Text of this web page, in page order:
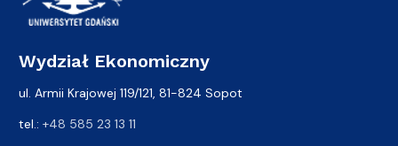
Wydział Ekonomiczny
ul. Armii Krajowej 119/121, 81-824 Sopot
tel.: +48 585 23 13 11